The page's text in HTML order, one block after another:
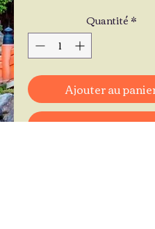
Quantité*
Ajouter au
Commander et